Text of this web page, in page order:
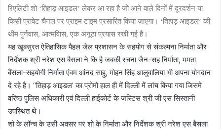
रिएलिटी शो ‘तिहाड़ आइडल’ लेकर आ रहा है जोे आने वाले दिनों में दूरदर्शन या
किसी प्रावेट चैनल पर प्राइम टाइम प्रसारित किया जाएगा। ‘तिहाड़ आइडल’ की
थीम पुर्नवास, आत्मविास, एक अनूठा प्रयास रखी गई है।
यह खूबसुरत ऐतिहासिक पैहल जेल प्रशासन के सहयोग से संकल्पना निर्माता और
निर्देशक श्री नरेश एस बैसला ने कि है जबकी रचना जैन-सह निर्माता, ममता
बैंसला-सहयोगी निर्माता एंवम आंनद साहु, मोहन सिंह आलुवालिया भी अपना योगदान
दे रहे है। ‘‘तिहाड़ आइडल’ का प्रोमो हाल ही में दिल्ली में लांच किया गया जिसमे
वरिष्ठ पुलिस अधिकारी एवं दिल्ली हाईकोर्ट के जस्टिस श्री जी एस सिस्तानी
उपस्थित थे।
शो के लॉन्च के उसी अवसर पर शो के निर्माता और निर्देशक श्री नरेश एस बैसला